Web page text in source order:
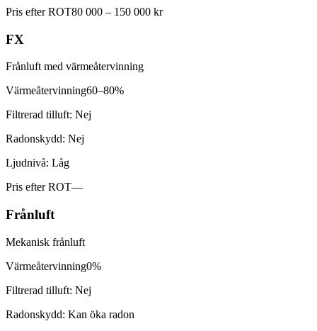
Pris efter ROT80 000 – 150 000 kr
FX
Frånluft med värmeåtervinning
Värmeåtervinning60–80%
Filtrerad tilluft: Nej
Radonskydd: Nej
Ljudnivå: Låg
Pris efter ROT—
Frånluft
Mekanisk frånluft
Värmeåtervinning0%
Filtrerad tilluft: Nej
Radonskydd: Kan öka radon